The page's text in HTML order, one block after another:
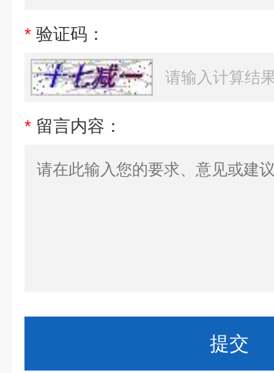
* 验证码：
* 留言内容：